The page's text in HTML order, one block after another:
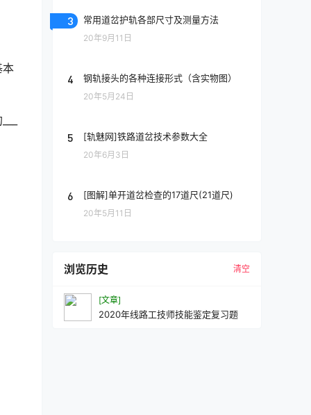
本
3 常用道岔护轨各部尺寸及测量方法
20年9月11日
4 钢轨接头的各种连接形式（含实物图）
20年5月24日
5 [轨魅网]铁路道岔技术参数大全
20年6月3日
6 [图解]单开道岔检查的17道尺(21道尺)
20年5月11日
浏览历史 清空
[文章]
2020年线路工技师技能鉴定复习题